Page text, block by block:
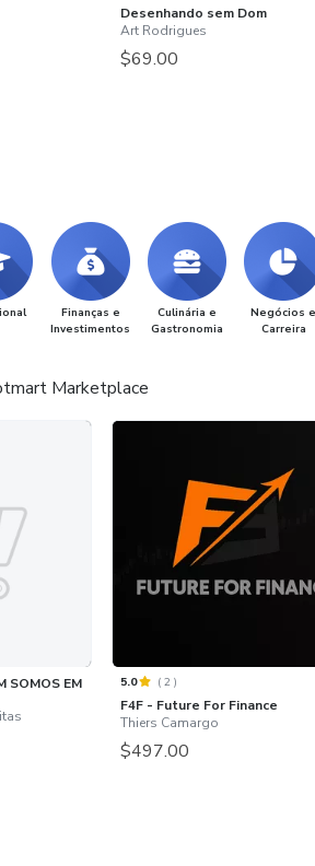
Desenhando sem Dom
Art Rodrigues
$69.00
Finanças e
Investimentos
Culinária e
Gastronomia
Negócios e
Carreira
Marketplace
SOMOS EM
5.0 (2 )
F4F - Future For Finance
Thiers Camargo
$497.00